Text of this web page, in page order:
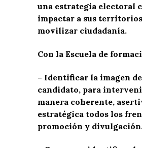
una estrategia electoral
impactar a sus
movilizar ciudadanía.
Con la Escuela de
– Identificar la imagen
candidato, para
manera coherente,
estratégica todos los
promoción y